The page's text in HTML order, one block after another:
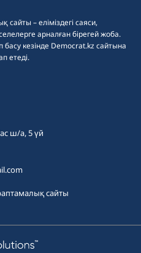
– еліміздегі саяси,
арналған бірегей жоба.
басу кезінде Democrat.kz сайтына
етеді.
ш/а, 5 үй
сайты